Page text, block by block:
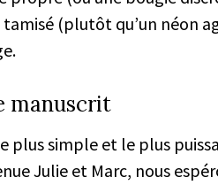
tamisé (plutôt qu’un néon
manuscrit
plus simple et le plus
Julie et Marc, nous